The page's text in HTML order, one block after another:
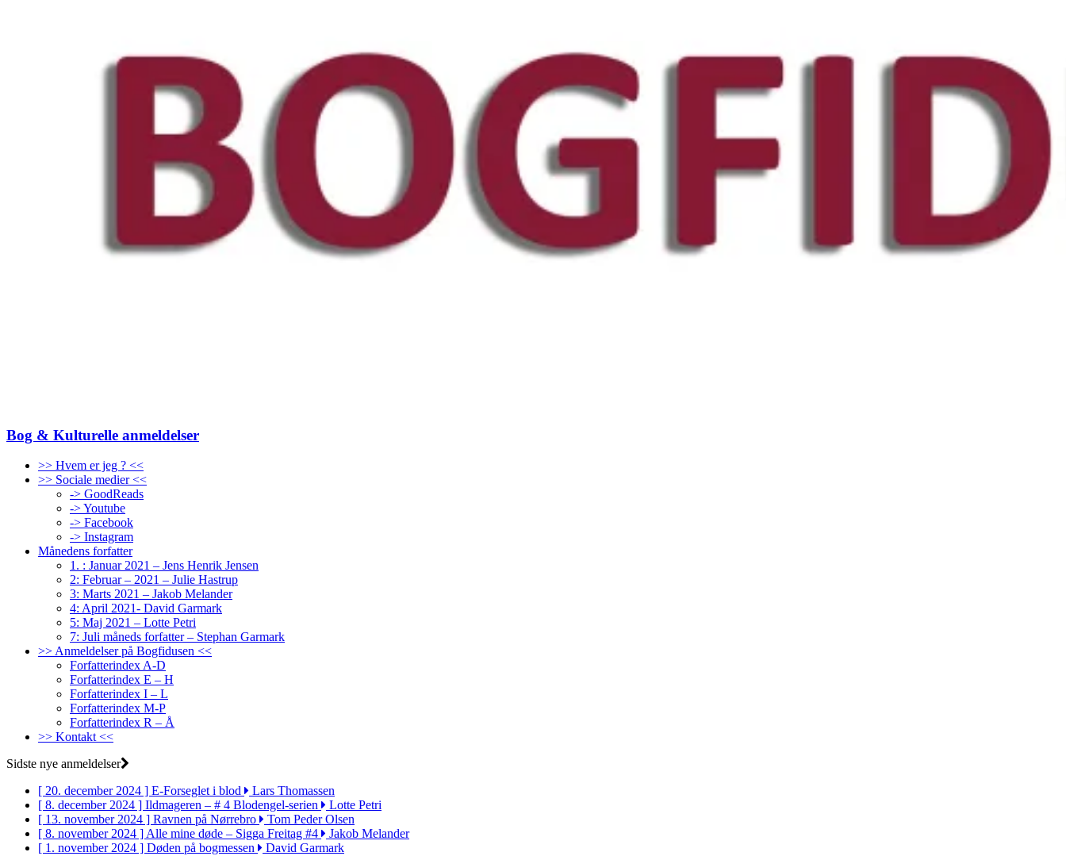
Bog & Kulturelle anmeldelser
>> Hvem er jeg ? <<
>> Sociale medier <<
-> GoodReads
-> Youtube
-> Facebook
-> Instagram
Månedens forfatter
1. : Januar 2021 – Jens Henrik Jensen
2: Februar – 2021 – Julie Hastrup
3: Marts 2021 – Jakob Melander
4: April 2021- David Garmark
5: Maj 2021 – Lotte Petri
7: Juli måneds forfatter – Stephan Garmark
>> Anmeldelser på Bogfidusen <<
Forfatterindex A-D
Forfatterindex E – H
Forfatterindex I – L
Forfatterindex M-P
Forfatterindex R – Å
>> Kontakt <<
Sidste nye anmeldelser
[ 20. december 2024 ] E-Forseglet i blod
Lars Thomassen
[ 8. december 2024 ] Ildmageren – # 4 Blodengel-serien
Lotte Petri
[ 13. november 2024 ] Ravnen på Nørrebro
Tom Peder Olsen
[ 8. november 2024 ]Alle mine døde – Sigga Freitag #4
Jakob Melander
[ 1. november 2024 ] Døden på bogmessen
David Garmark